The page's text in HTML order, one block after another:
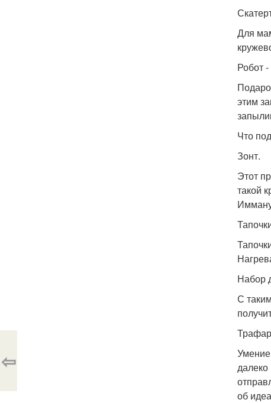
Для
Робот
этим
Что
Зонт.
Этот
такой
Набор
С
Умение
об
⇦